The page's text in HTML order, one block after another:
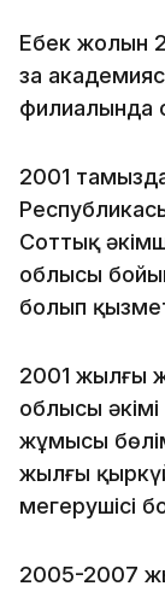
Еңбек жолын
заң
филиалында
2001
Соттық
облысы
болып
2001 жылғы
облысы
жұмысы
жылғы
меңгерушісі
2005-2007